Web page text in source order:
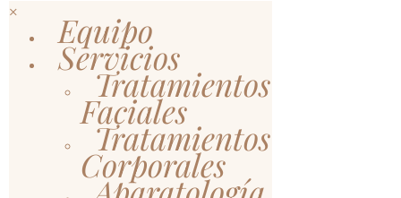
× Equipo
Servicios
Tratamientos
Faciales
Tratamientos
Corporales